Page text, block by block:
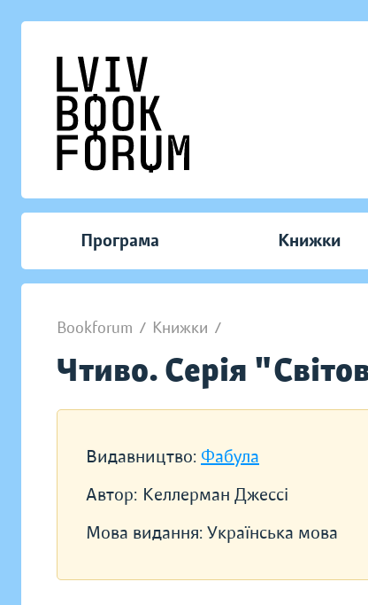
Програма Книжки
Bookforum / Книжки /
Чтиво. Серія
Видавництво: Фабула
Автор: Келлерман Джессі
Мова видання: Українська мова